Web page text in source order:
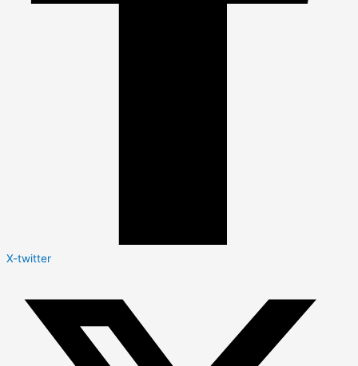
X-twitter